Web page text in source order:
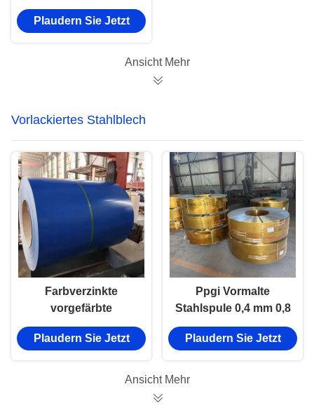
galvanisierte
Stahlspule mit Biege
Schweißen JIS/KS
Plaudern Sie Jetzt
Ansicht Mehr
Vorlackiertes Stahlblech
Farbverzinkte
vorgefärbte
Stahlplatte für Dach-
PPGI-Spulenrolle
Plaudern Sie Jetzt
Ppgi Vormalte
Stahlspule 0,4 mm 0,8
mm Ral 9014
Verzinkte Blechspule
Plaudern Sie Jetzt
Ansicht Mehr